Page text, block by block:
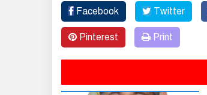
Facebook Twitter
Pinterest Print